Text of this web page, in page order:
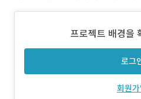
전달 - 애니메이션을 통한 집중
전달이 1순위 목표였습니다. 하
읽게 유도하는 것은 힘든 일이고
프로젝트 배경을
로그
회원